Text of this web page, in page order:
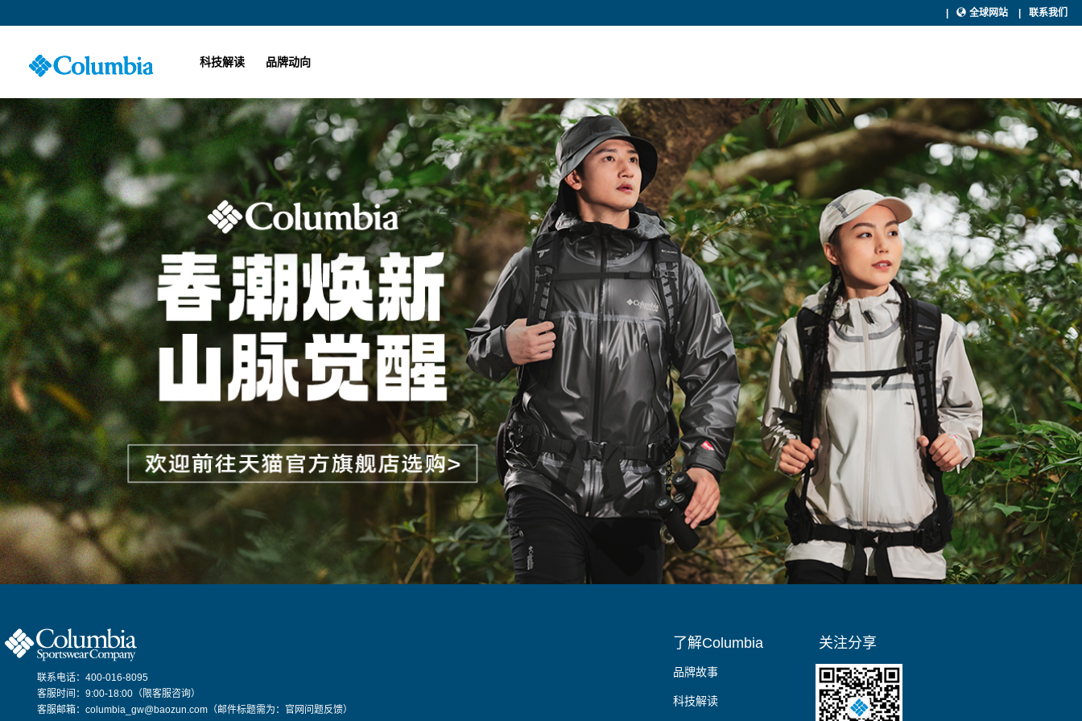
全球网站 联系我们
科技解读 品牌动向
联系电话：400-016-8095
客服时间：9:00-18:00（限客服咨询）
客服邮箱：columbia_gw@baozun.com（邮件标题需为：官网问题反馈）
了解Columbia
品牌故事
科技解读
关注分享